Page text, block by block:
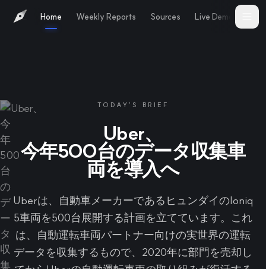
Home Weekly Reports Sources Live Demo
TODAY'S BRIEF
Uber、
今年500台のデータ収集車
両を導入へ
Uberは、自動車メーカーであるヒュンダイのIoniq
5車両を500台展開する計画を立てています。これ
は、自動運転車両パートナー向けの実世界の運転
データを収集するもので、2020年に部門を売却し